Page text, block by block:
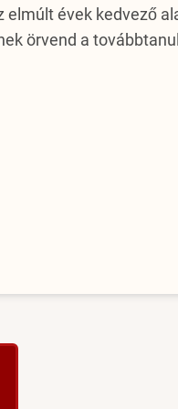
évek kedvező
örvend a